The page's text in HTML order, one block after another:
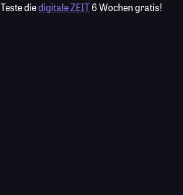
Teste diedigitale ZEIT6 Wochen gratis!